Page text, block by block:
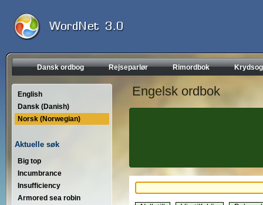
Dansk ordbog Rejseparlør Rimordbok
English
Dansk (Danish)
Norsk (Norwegian)
Aktuelle søk
Big top
Incumbrance
Insufficiency
Armored sea robin
Engelsk ordbok